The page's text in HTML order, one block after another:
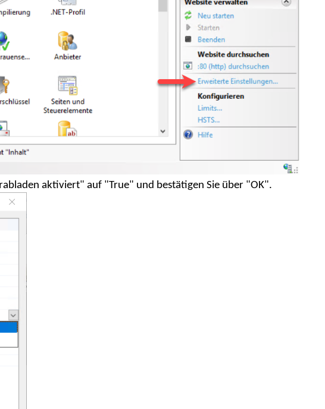
aktiviert" auf "True" und bestätigen Sie über "OK".